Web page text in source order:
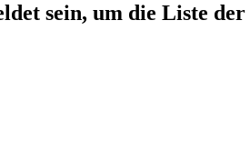
sein, um die Liste